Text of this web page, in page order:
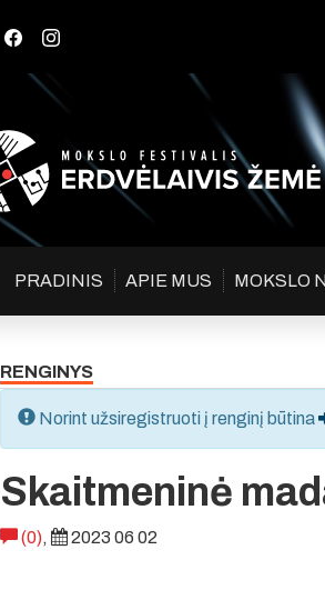
PRADINIS APIE MUS MOKSLO
RENGINYS
Norint užsiregistruoti į renginį būtina
Skaitmeninė
(0), 2023 06 02